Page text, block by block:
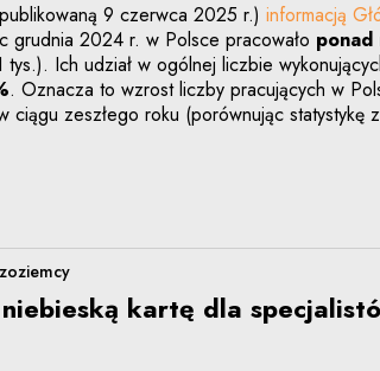
9 czerwca 2025 r.) informacją
grudnia 2024 r. w Polsce pracowało ponad
tys.). Ich udział w ogólnej liczbie
. Oznacza to wzrost liczby pracujących w
zeszłego roku (porównując statystykę
kartę dla